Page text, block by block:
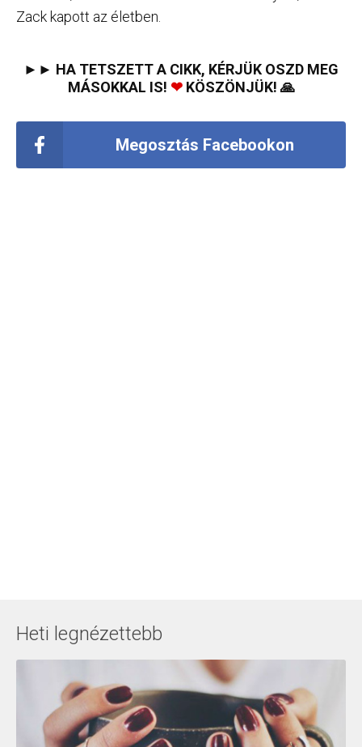
Zack kapott az életben.
►► HA TETSZETT A CIKK, KÉRJÜK OSZD MEG
MÁSOKKAL IS! ❤KÖSZÖNJÜK! 🙏
Megosztás Facebookon
Heti legnézettebb